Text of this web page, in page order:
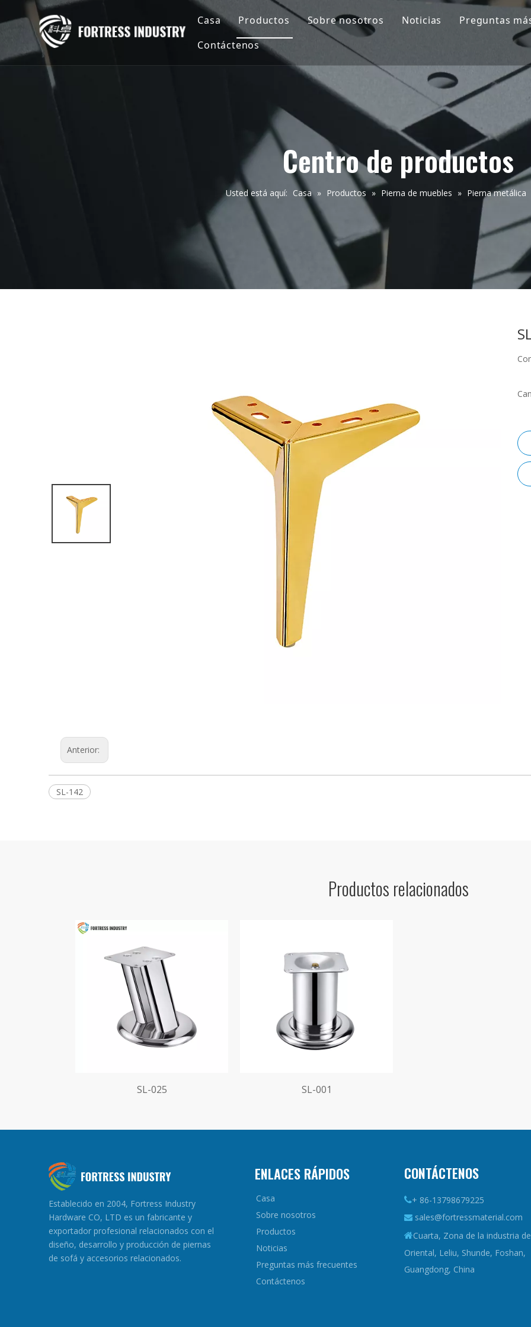
Casa Productos
Pierna de muebles
accesorios de hardware
Correas elásticas
Sobre nosotros
Por qué elegirnos
Fotos de la empresa
Exposición
Noticias
Preguntas
Contáctenos
Centro de productos
Usted está aquí: Casa » Productos » Pierna de muebles » Pierna metálica
Anterior:
SL-142
Productos relacionados
SL-025 SL-001
Establecido en 2004, Fortress Industry
Hardware CO, LTD es un fabricante y
exportador profesional relacionados con el
diseño, desarrollo y producción de piernas
de sofá y accesorios relacionados.
ENLACES RÁPIDOS
Casa
Sobre nosotros
Productos
Noticias
Preguntas más frecuentes
Contáctenos
CONTÁCTENOS
+ 86-13798679225
 sales@fortressmaterial.com
Cuarta, Zona de la industria
Oriental, Leliu, Shunde, Foshan,
Guangdong, China